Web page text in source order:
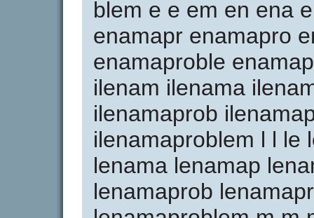
blem e e em en ena
enamapr enamapro
enamaproble
ilenam ilenama
ilenamaprob
ilenamaproblem l l le
lenama lenamap
lenamaprob